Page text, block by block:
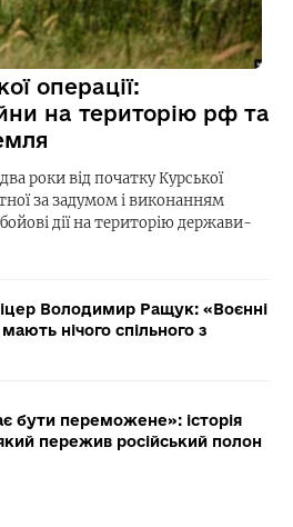
операції:
на територію рф та
роки від початку Курської
за задумом і виконанням
дії на територію держави-
Володимир Ращук: «Воєнні
нічого спільного з
бути переможене»: історія
пережив російський полон